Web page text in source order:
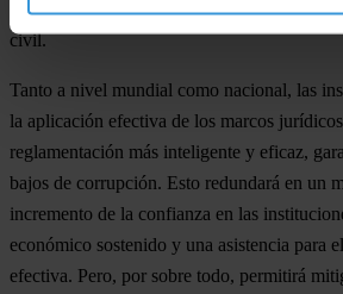
en infraestructura sean transparentes y
civil.
Tanto a nivel mundial como nacional, las
la aplicación efectiva de los marcos
reglamentación más inteligente y eficaz,
bajos de corrupción. Esto redundará en un
incremento de la confianza en las
económico sostenido y una asistencia para
efectiva. Pero, por sobre todo, permitirá